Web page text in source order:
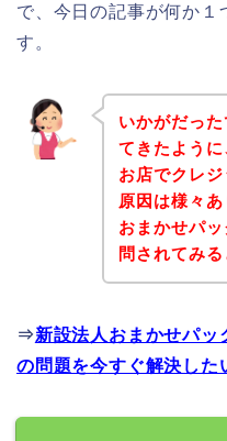
で、今日の記事が何か
す。
いかがだっ
てきたよう
お店でクレ
原因は様々
おまかせパ
問されてみる
⇒新設法人おまかせパッ
の問題を今すぐ解決した